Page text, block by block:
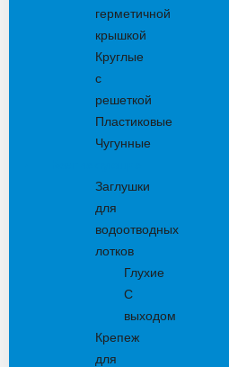
герметичной
крышкой
Круглые
с
решеткой
Пластиковые
Чугунные
Заглушки
для
водоотводных
лотков
Глухие
С
выходом
Крепеж
для